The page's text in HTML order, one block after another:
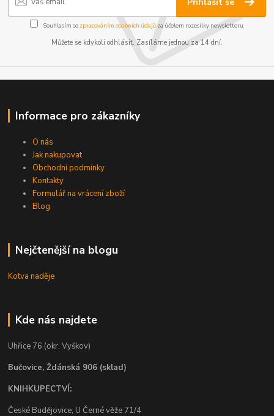
Souhlasím se zpracováním osobních údajůza účelem rozesílky newsletteru.
Můžete se kdykoli odhlásit. Zasíláme jednou za 14 dní.
Informace pro zákazníky
O nás
Jak nakupovat
Obchodní podmínky
Kontakty
Formulář na vrácení zboží
Blog
Nejčtenější na blogu
Kotva naděje
Kde nás najdete
Uhřice 76 (okr. Vyškov)
Bučovice, Ždánská 906 (sklad)
KNIHKUPECTVÍ:
České Budějovice, U Černé věže 71/4